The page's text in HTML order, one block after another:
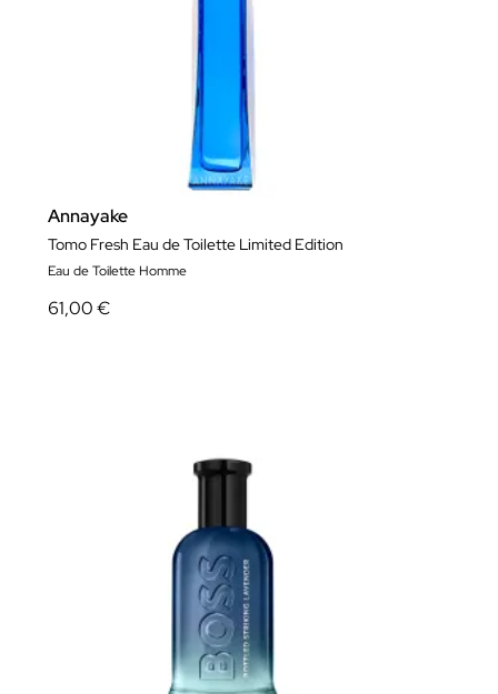
Annayake
Tomo Fresh Eau de Toilette Limited Edition
Eau de Toilette Homme
61,00 €